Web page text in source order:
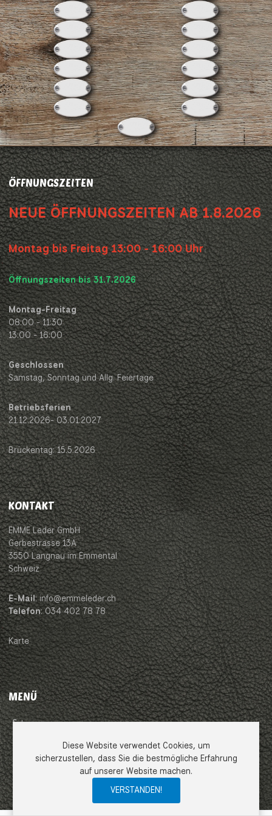
ÖFFNUNGSZEITEN
NEUE ÖFFNUNGSZEITEN AB 1.8.2026
Montag bis Freitag 13:00 - 16:00 Uhr
Öffnungszeiten bis 31.7.2026
Montag-Freitag
08:00 - 11:30
13:00 - 16:00
Geschlossen
Samstag, Sonntag und Allg. Feiertage
Betriebsferien
21.12.2026- 03.01.2027
Brückentag: 15.5.2026
KONTAKT
EMME Leder GmbH
Gerbestrasse 13A
3550 Langnau im Emmental
Schweiz
E-Mail: info@emmeleder.ch
Telefon: 034 402 78 78
Karte
MENÜ
Impressum
Datenschutzerklärung
Diese Website verwendet Cookies, um
sicherzustellen, dass Sie die bestmögliche Erfahrung
auf unserer Website machen.
VERSTANDEN!